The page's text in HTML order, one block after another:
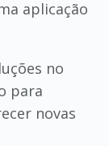
aplicação
no
para
novas